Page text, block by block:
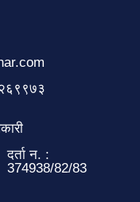
दर्ता न. :
374938/82/83